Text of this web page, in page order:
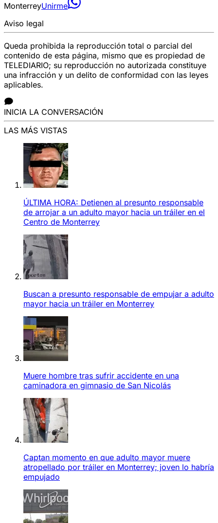
MonterreyUnirme
Aviso legal
Queda prohibida la reproducción total o parcial del
contenido de esta página, mismo que es propiedad de
TELEDIARIO; su reproducción no autorizada constituye
una infracción y un delito de conformidad con las leyes
aplicables.
INICIA LA CONVERSACIÓN
LAS MÁS VISTAS
ÚLTIMA HORA: Detienen al presunto responsable
de arrojar a un adulto mayor hacia un tráiler en el
Centro de Monterrey
Buscan a presunto responsable de empujar a adulto
mayor hacia un tráiler en Monterrey
Muere hombre tras sufrir accidente en una
caminadora en gimnasio de San Nicolás
Captan momento en que adulto mayor muere
atropellado por tráiler en Monterrey; joven lo habría
empujado